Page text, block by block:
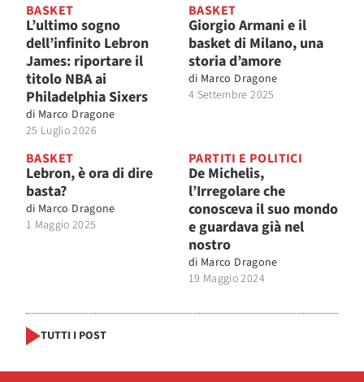
BASKET
L’ultimo sogno
dell’infinito Lebron
James: riportare il
titolo NBA ai
Philadelphia Sixers
di Marco Dragone
25 Luglio 2026
BASKET
Giorgio Armani e il
basket di Milano, una
storia d’amore
di Marco Dragone
4 Settembre 2025
BASKET
Lebron, è ora di dire
basta?
di Marco Dragone
1 Maggio 2025
PARTITI E POLITICI
De Michelis,
l’Irregolare che
conosceva il suo mondo
e guardava già nel
nostro
di Marco Dragone
19 Maggio 2024
TUTTI I POST